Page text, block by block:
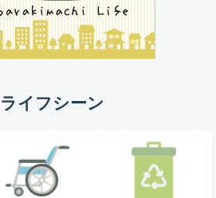
ライフシーン